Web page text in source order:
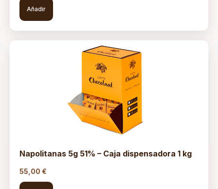
Añadir
Napolitanas 5g 51% – Caja dispensadora 1 kg
55,00 €